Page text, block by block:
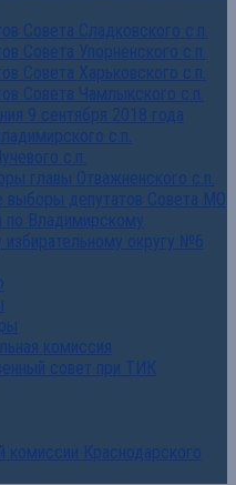
Совета Сладковского с.п.
Совета Упорненского с.п.
Совета Харьковского с.п.
Совета Чамлыкского с.п.
9 сентября 2018 года
с.п.
с.п.
главы Отважненского с.п.
выборы депутатов Совета МО
по Владимирскому
избирательному округу №6
комиссия
совет при ТИК
комиссии Краснодарского